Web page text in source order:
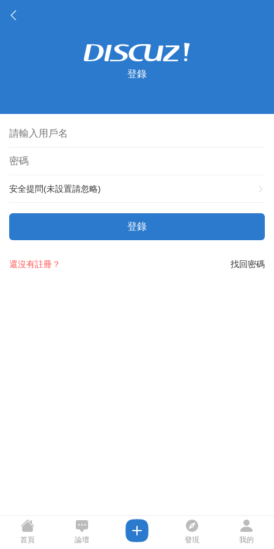
登錄
安全提問(未設置請忽略)
登錄
找回密碼
還沒有註冊？
首頁 論壇 發現 我的